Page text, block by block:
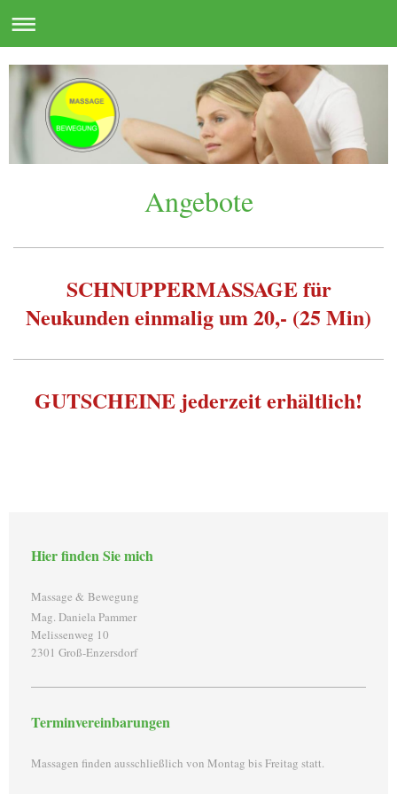
Angebote
SCHNUPPERMASSAGE für
Neukunden einmalig um 20,- (25 Min)
GUTSCHEINE jederzeit erhältlich!
Hier finden Sie mich
Massage & Bewegung
Mag. Daniela Pammer
Melissenweg 10
2301 Groß-Enzersdorf
Terminvereinbarungen
Massagen finden ausschließlich von Montag bis Freitag statt.